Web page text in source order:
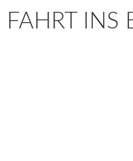
FAHRT INS